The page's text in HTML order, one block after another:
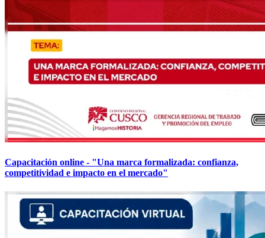
Capacitación online - "Una marca formalizada: confianza,
competitividad e impacto en el mercado"